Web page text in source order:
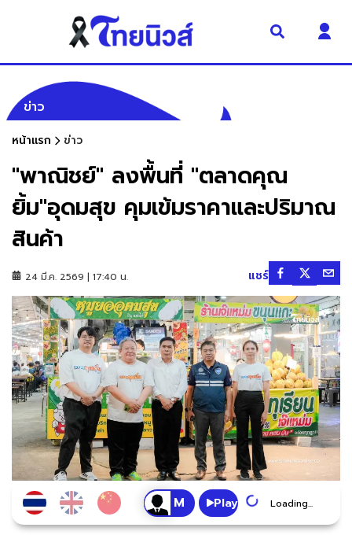
ข่าว
หน้าแรก ข่าว
"พาณิชย์" ลงพื้นที่ "ตลาดคุณ
ยิ้ม"อุดมสุข คุมเข้มราคาและปริมาณ
สินค้า
24 มี.ค. 2569 | 17:40 น. แชร์
Play Loading...